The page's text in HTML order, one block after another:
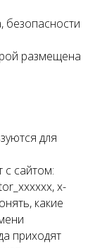
безопасности
размещена
для
с сайтом:
x-
какие
приходят